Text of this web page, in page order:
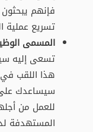
فإنهم
تسريع عملية
المسمى
تسعى إليه
هذا اللقب
سيساعدك
للعمل من
المستهدفة